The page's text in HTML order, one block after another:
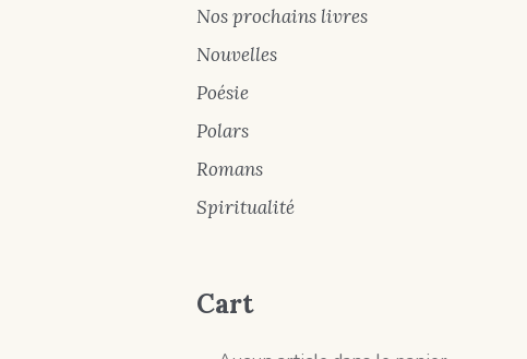
Nos prochains livres
Nouvelles
Poésie
Polars
Romans
Spiritualité
Cart